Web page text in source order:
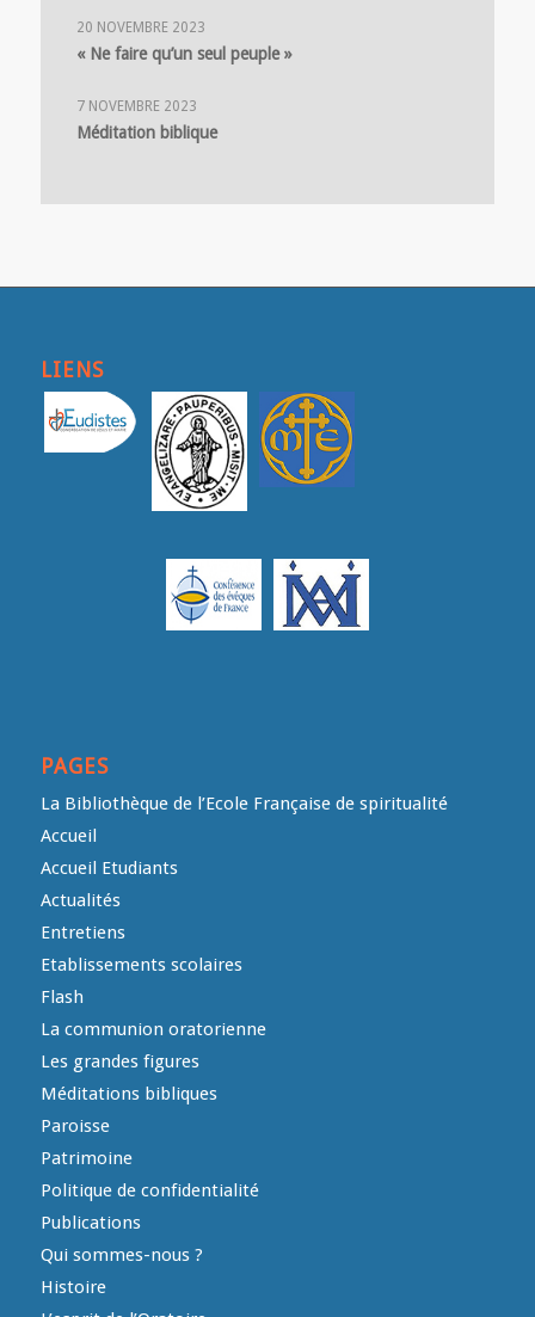
20 NOVEMBRE 2023
« Ne faire qu’un seul peuple »
7 NOVEMBRE 2023
Méditation biblique
LIENS
PAGES
La Bibliothèque de l’Ecole Française de spiritualité
Accueil
Accueil Etudiants
Actualités
Entretiens
Etablissements scolaires
Flash
La communion oratorienne
Les grandes figures
Méditations bibliques
Paroisse
Patrimoine
Politique de confidentialité
Publications
Qui sommes-nous ?
Histoire